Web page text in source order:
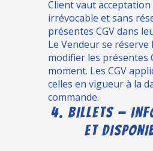
Client vaut acceptation
irrévocable et sans
présentes CGV dans
Le Vendeur se réserve
modifier les présentes
moment. Les CGV
celles en vigueur à la
commande.
4. BILLETS —
ET